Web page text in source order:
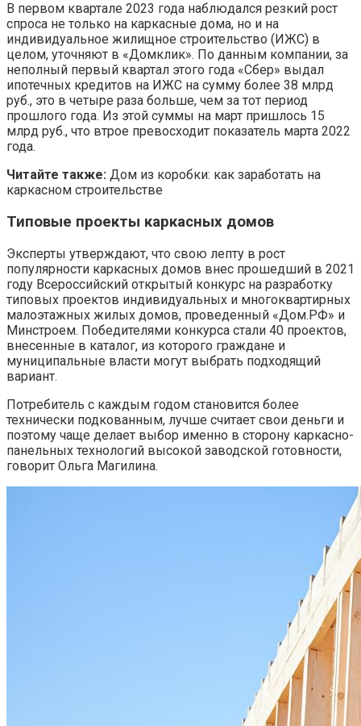
В первом квартале 2023 года наблюдался резкий рост
спроса не только на каркасные дома, но и на
индивидуальное жилищное строительство (ИЖС) в
целом, уточняют в «Домклик». По данным компании, за
неполный первый квартал этого года «Сбер» выдал
ипотечных кредитов на ИЖС на сумму более 38 млрд
руб., это в четыре раза больше, чем за тот период
прошлого года. Из этой суммы на март пришлось 15
млрд руб., что втрое превосходит показатель марта 2022
года.
Читайте также: Дом из коробки: как заработать на
каркасном строительстве
Типовые проекты каркасных домов
Эксперты утверждают, что свою лепту в рост
популярности каркасных домов внес прошедший в 2021
году Всероссийский открытый конкурс на разработку
типовых проектов индивидуальных и многоквартирных
малоэтажных жилых домов, проведенный «Дом.РФ» и
Минстроем. Победителями конкурса стали 40 проектов,
внесенные в каталог, из которого граждане и
муниципальные власти могут выбрать подходящий
вариант.
Потребитель с каждым годом становится более
технически подкованным, лучше считает свои деньги и
поэтому чаще делает выбор именно в сторону каркасно-
панельных технологий высокой заводской готовности,
говорит Ольга Магилина.